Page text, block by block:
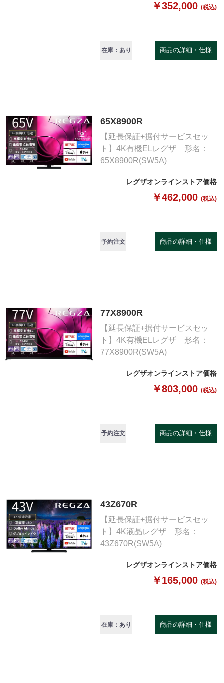
￥352,000 (税込)
在庫：あり 商品の詳細・仕様
65X8900R
【延長保証+据付サービスセッ
ト】4K有機ELレグザ 形名：
65X8900R(SW5A)
レグザオンラインストア価格
￥462,000 (税込)
予約注文 商品の詳細・仕様
77X8900R
【延長保証+据付サービスセッ
ト】4K有機ELレグザ 形名：
77X8900R(SW5A)
レグザオンラインストア価格
￥803,000 (税込)
予約注文 商品の詳細・仕様
43Z670R
【延長保証+据付サービスセッ
ト】4K液晶レグザ 形名：
43Z670R(SW5A)
レグザオンラインストア価格
￥165,000 (税込)
在庫：あり 商品の詳細・仕様